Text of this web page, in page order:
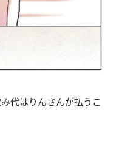
代はりんさんが払うこ